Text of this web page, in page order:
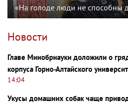
«На голоде люди не способны
Новости
Главе Минобрнауки доложили о
корпуса Горно-Алтайского
14:04
Укусы домашних собак чаще